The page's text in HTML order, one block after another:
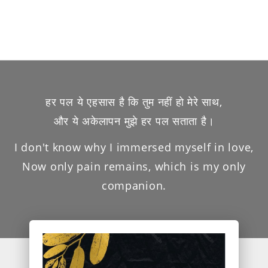
हर पल ये एहसास है कि तुम नहीं हो मेरे साथ,
और ये अकेलापन मुझे हर पल सताता है।
I don't know why I immersed myself in love,
Now only pain remains, which is my only
companion.